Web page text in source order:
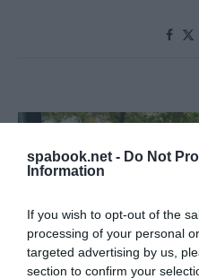
spabook.net - Do Not
Information
If you wish to opt-out of the
processing of your personal
targeted advertising by us,
section to confirm your